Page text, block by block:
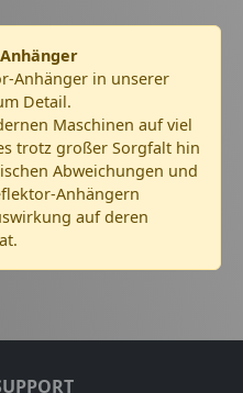
Anhänger in unserer
Detail.
Maschinen auf viel
trotz großer Sorgfalt hin
Abweichungen und
Anhängern
auf deren